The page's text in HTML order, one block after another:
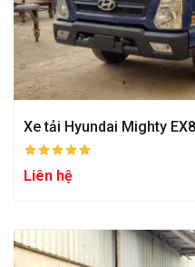
Xe tải Hyundai Mighty
Liên hệ